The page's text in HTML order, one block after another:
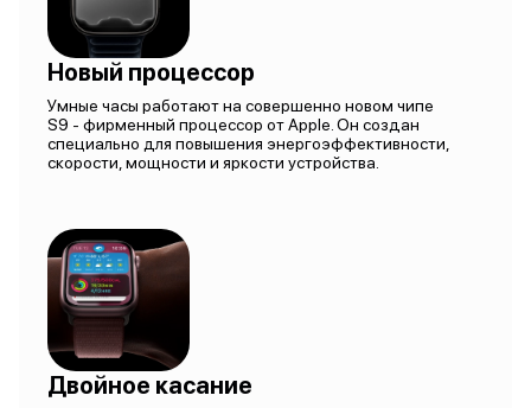
Новый процессор
Умные часы работают на совершенно новом чипе
S9 - фирменный процессор от Apple. Он создан
специально для повышения энергоэффективности,
скорости, мощности и яркости устройства.
Двойное касание